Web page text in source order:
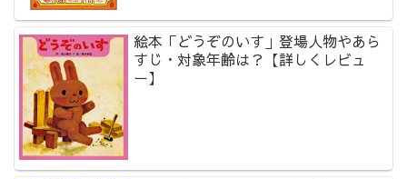
絵本「どうぞのいす」登場人物やあら
すじ・対象年齢は？【詳しくレビュ
ー】